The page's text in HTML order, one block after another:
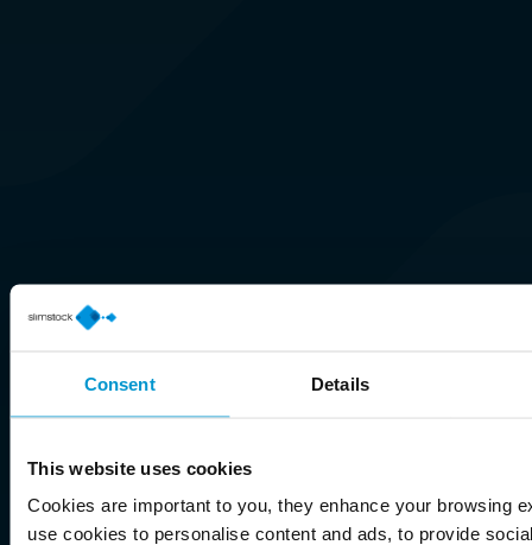
Consent Details
This website uses cookies
Cookies are important to you, they enhance your browsing
use cookies to personalise content and ads, to provide